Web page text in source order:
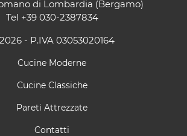
di Lombardia (Bergamo)
Tel +39 030-2387834
- P.IVA 03053020164
Cucine Moderne
Cucine Classiche
Pareti Attrezzate
Contatti